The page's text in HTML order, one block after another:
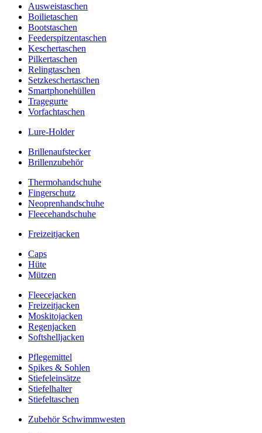
Ausweistaschen
Boilietaschen
Bootstaschen
Feederspitzentaschen
Keschertaschen
Pilkertaschen
Relingtaschen
Setzkeschertaschen
Smartphonehüllen
Tragegurte
Vorfachtaschen
Lure-Holder
Brillenaufstecker
Brillenzubehör
Thermohandschuhe
Fingerschutz
Neoprenhandschuhe
Fleecehandschuhe
Freizeitjacken
Caps
Hüte
Mützen
Fleecejacken
Freizeitjacken
Moskitojacken
Regenjacken
Softshelljacken
Pflegemittel
Spikes & Sohlen
Stiefeleinsätze
Stiefelhalter
Stiefeltaschen
Zubehör Schwimmwesten